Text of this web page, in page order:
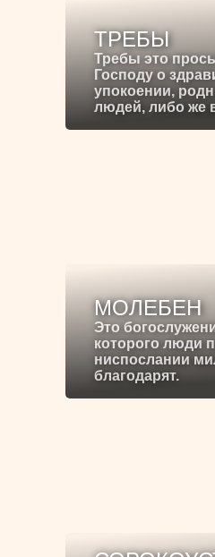
ТРЕБЫ
Требы это
Господу о
упокоении,
людей, либо же
МОЛЕБЕН
Это
которого люди
ниспослании
благодарят.